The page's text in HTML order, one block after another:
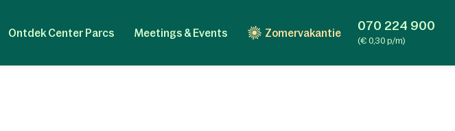
Ontdek Center Parcs Meetings & Events Zomervakantie 070 224 900
(€ 0,30 p/m)